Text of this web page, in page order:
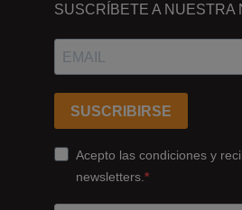
ESTAMOS
Ferrocarrils
Catalans
178,
Cornellà
SUSCRÍBETE A NUESTRA
SUSCRIBIRSE
Acepto las condiciones y
newsletters.